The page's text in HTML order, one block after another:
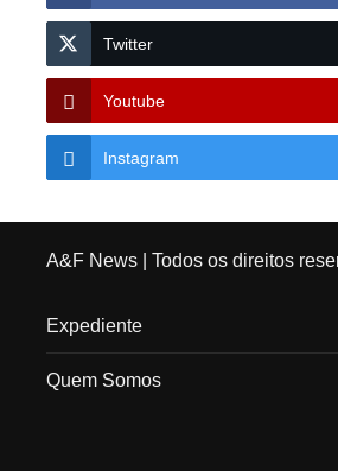
Twitter
Youtube
Instagram
A&F News| Todos os direitos
Expediente
Quem Somos